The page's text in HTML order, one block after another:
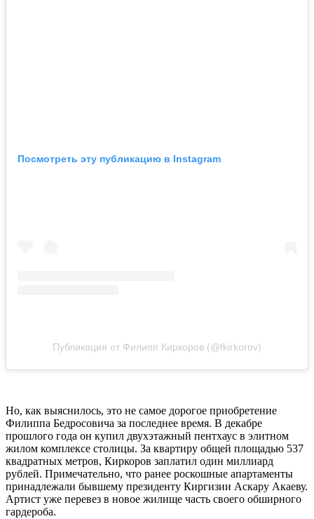
Посмотреть эту публикацию в Instagram
Публикация от Филипп Киркоров (@fkirkorov)
Но, как выяснилось, это не самое дорогое приобретение
Филиппа Бедросовича за последнее время. В декабре
прошлого года он купил двухэтажный пентхаус в элитном
жилом комплексе столицы. За квартиру общей площадью 537
квадратных метров, Киркоров заплатил один миллиард
рублей. Примечательно, что ранее роскошные апартаменты
принадлежали бывшему президенту Киргизии Аскару Акаеву.
Артист уже перевез в новое жилище часть своего обширного
гардероба.